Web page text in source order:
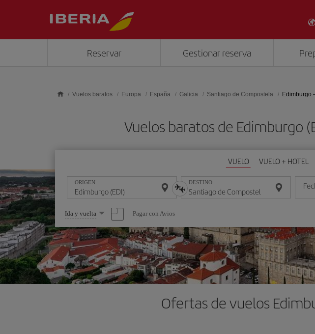
Reservar Gestionar reserva
Vuelos baratos Europa España Galicia Santiago de Compostela Edimburgo
Vuelos baratos de Edimburgo
VUELO VUELO + HOTEL
ORIGEN DESTINO
Seleccione
una
opción
Ida y vuelta Pagar con Avios
Ofertas de vuelos